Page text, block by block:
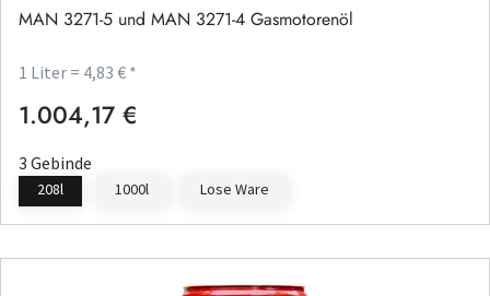
MAN 3271-5 und MAN 3271-4 Gasmotorenöl
1 Liter = 4,83 € *
Regulärer Preis:
1.004,17 €
3 Gebinde
208l 1000l Lose Ware